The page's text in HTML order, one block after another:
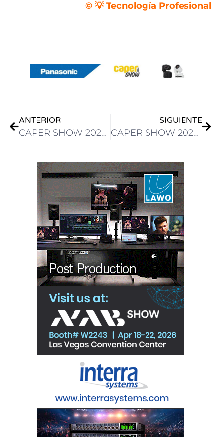
© 💡 Tecnología Profesional
ANTERIOR
CAPER SHOW 2024: PROGRAMA ACADÉMICO – MARTES 29 DE OCTUBRE
SIGUIENTE
CAPER SHOW 2024: UNA EDICIÓN EN HOMENAJE A JORGE B. DE NUCCI